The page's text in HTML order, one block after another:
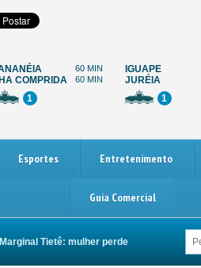
60 MIN
COMPRIDA 60 MIN
1
IGUAPE
JURÉIA
1
Esportes Entretenimento
Guia Comercial
Tietê: mulher perde as duas pernas